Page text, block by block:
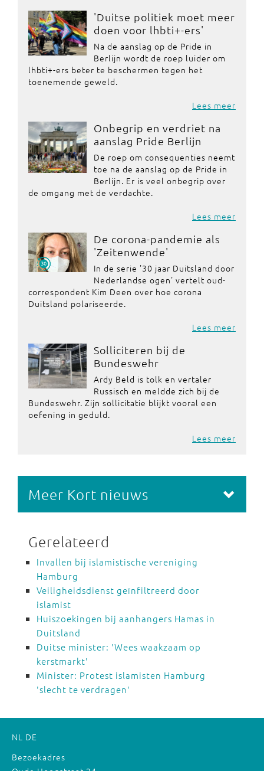
'Duitse politiek moet meer
doen voor lhbti+-ers'
Na de aanslag op de Pride in
Berlijn wordt de roep luider om
lhbti+-ers beter te beschermen tegen het
toenemende geweld.
Lees meer
Onbegrip en verdriet na
aanslag Pride Berlijn
De roep om consequenties neemt
toe na de aanslag op de Pride in
Berlijn. Er is veel onbegrip over
de omgang met de verdachte.
Lees meer
De corona-pandemie als
'Zeitenwende'
In de serie '30 jaar Duitsland door
Nederlandse ogen' vertelt oud-
correspondent Kim Deen over hoe corona
Duitsland polariseerde.
Lees meer
Solliciteren bij de
Bundeswehr
Ardy Beld is tolk en vertaler
Russisch en meldde zich bij de
Bundeswehr. Zijn sollicitatie blijkt vooral een
oefening in geduld.
Lees meer
Meer Kort nieuws
Gerelateerd
Invallen bij islamistische vereniging
Hamburg
Veiligheidsdienst geïnfiltreerd door
islamist
Huiszoekingen bij aanhangers Hamas in
Duitsland
Duitse minister: 'Wees waakzaam op
kerstmarkt'
Minister: Protest islamisten Hamburg
'slecht te verdragen'
NL DE
Bezoekadres